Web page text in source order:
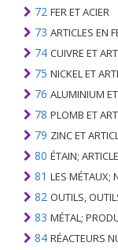
72 FER ET ACIER
73 ARTICLES EN
74 CUIVRE ET
75 NICKEL ET
76 ALUMINIUM
78 PLOMB ET
79 ZINC ET
80 ÉTAIN;
81 LES MÉTAUX;
82 OUTILS, OUTILS, COUVERTS,
83 MÉTAL;
84 RÉACTEURS